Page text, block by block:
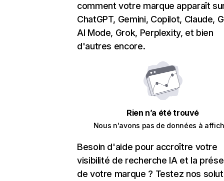
comment votre marque apparaît
ChatGPT, Gemini, Copilot, Claude,
AI Mode, Grok, Perplexity, et bien
d'autres encore.
Rien n’a été trouvé
Nous n'avons pas de données à
Besoin d'aide pour accroître votre
visibilité de recherche IA et la
de votre marque ? Testez nos